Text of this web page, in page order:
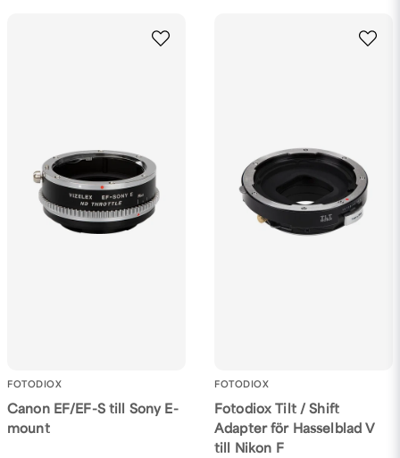
FOTODIOX
Canon EF/EF-S till Sony E-
mount
FOTODIOX
Fotodiox Tilt / Shift
Adapter för Hasselblad V
till Nikon F